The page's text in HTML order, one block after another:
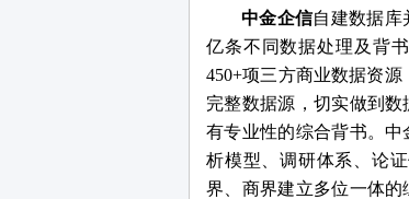
中金企信自建数据库
亿条不同数据处理及背
450+项三方商业数据资
完整数据源，切实做到
有专业性的综合背书。
析模型、调研体系、论
界、商界建立多位一体